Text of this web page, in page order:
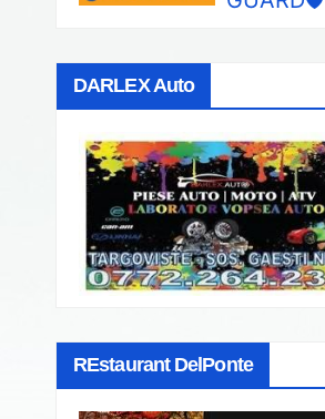
DARLEX Auto
REstaurant DelPonte